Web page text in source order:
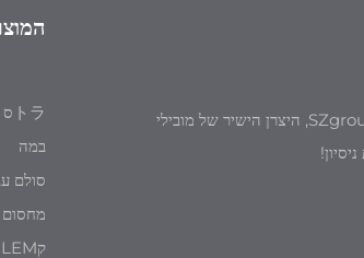
ברוכים הבאים ל-SZgroup (SHIZHAN), היצרן הישיר של מובילי
トラס
במה
סולם
מחסום
קLEM